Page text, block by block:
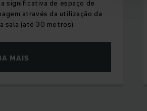
significativa de espaço de
através da utilização da
sala (até 30 metros)
MAIS